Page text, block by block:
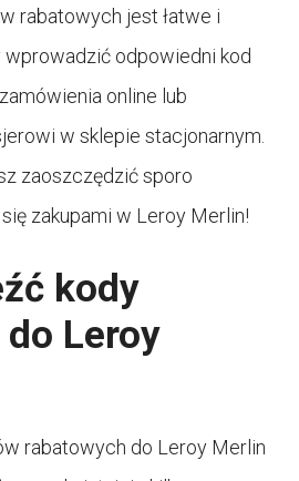
rabatowych jest łatwe i
odpowiedni kod
online lub
w sklepie stacjonarnym.
zaoszczędzić sporo
zakupami w Leroy Merlin!
kody
Leroy
rabatowych do Leroy Merlin